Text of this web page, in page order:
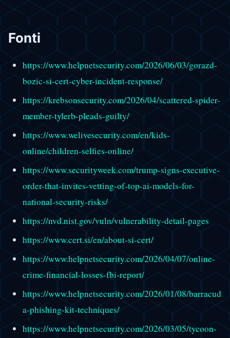
Fonti
https://www.helpnetsecurity.com/2026/06/03/gorazd-
bozic-si-cert-cyber-incident-response/
https://krebsonsecurity.com/2026/04/scattered-spider-
member-tylerb-pleads-guilty/
https://www.welivesecurity.com/en/kids-
online/children-selfies-online/
https://www.securityweek.com/trump-signs-executive-
order-that-invites-vetting-of-top-ai-models-for-
national-security-risks/
https://nvd.nist.gov/vuln/vulnerability-detail-pages
https://www.cert.si/en/about-si-cert/
https://www.helpnetsecurity.com/2026/04/07/online-
crime-financial-losses-fbi-report/
https://www.helpnetsecurity.com/2026/01/08/barracud
a-phishing-kit-techniques/
https://www.helpnetsecurity.com/2026/03/05/tycoon-